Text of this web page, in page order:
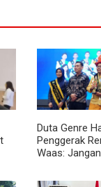
Duta Genre
Penggerak
Waas: